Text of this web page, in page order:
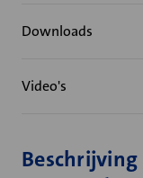
Downloads
Video's